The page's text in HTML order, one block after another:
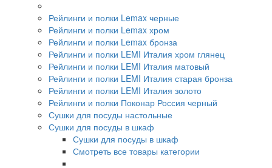
Рейлинги и полки Lemax черные
Рейлинги и полки Lemax хром
Рейлинги и полки Lemax бронза
Рейлинги и полки LEMI Италия хром глянец
Рейлинги и полки LEMI Италия матовый
Рейлинги и полки LEMI Италия старая бронза
Рейлинги и полки LEMI Италия золото
Рейлинги и полки Поконар Россия черный
Сушки для посуды настольные
Сушки для посуды в шкаф
Сушки для посуды в шкаф
Смотреть все товары категории